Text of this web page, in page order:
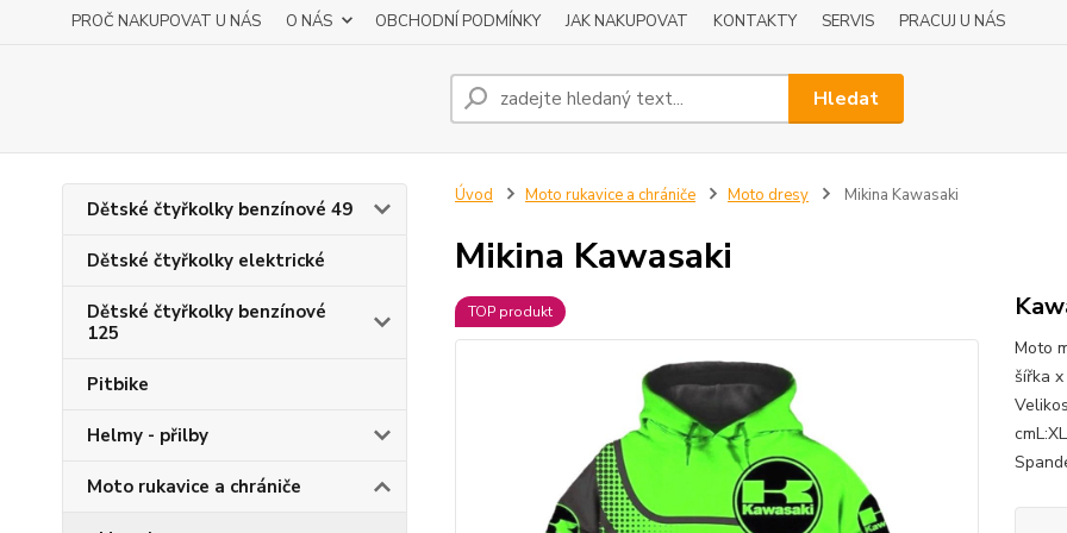
PROČ NAKUPOVAT U NÁS O NÁS OBCHODNÍ PODMÍNKY JAK NAKUPOVAT KONTAKTY SERVIS PRACUJ U NÁS
Hledat
Dětské čtyřkolky benzínové 49
Dětské čtyřkolky elektrické
Dětské čtyřkolky benzínové
125
Pitbike
Helmy - přilby
Moto rukavice a chrániče
Úvod Moto rukavice a chrániče Moto dresy Mikina Kawasaki
Mikina Kawasaki
TOP produkt
Moto
šířka